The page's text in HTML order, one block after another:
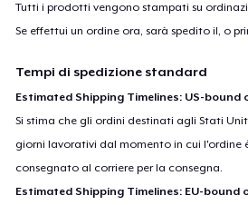
Tutti i prodotti vengono stampati su
Se effettui un ordine ora, sarà spedito il, o
Tempi di spedizione standard
Estimated Shipping Timelines: US-bound
Si stima che gli ordini destinati agli Stati
giorni lavorativi dal momento in cui l'ordine
consegnato al corriere per la consegna.
Estimated Shipping Timelines: EU-bound